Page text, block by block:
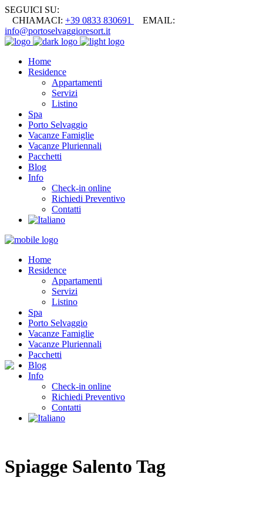
SEGUICI SU:
CHIAMACI: +39 0833 830691
EMAIL:
info@portoselvaggioresort.it
Home
Residence
Appartamenti
Servizi
Listino
Spa
Porto Selvaggio
Vacanze Famiglie
Vacanze Pluriennali
Pacchetti
Blog
Info
Check-in online
Richiedi Preventivo
Contatti
Home
Residence
Appartamenti
Servizi
Listino
Spa
Porto Selvaggio
Vacanze Famiglie
Vacanze Pluriennali
Pacchetti
Blog
Info
Check-in online
Richiedi Preventivo
Contatti
Spiagge Salento Tag